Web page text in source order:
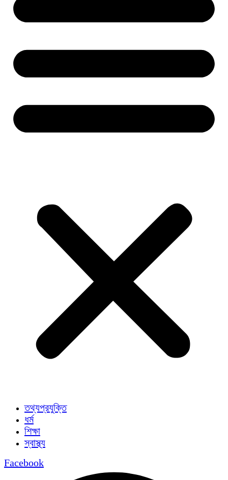
তথ্যপ্রযুক্তি
ধর্ম
শিক্ষা
স্বাস্থ্য
Facebook